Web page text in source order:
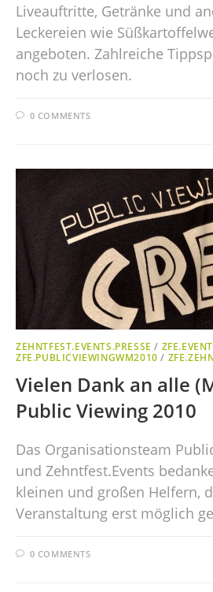
Liveauftritte, Getränke und
Leckereien wie
angeboten. Zahlreiche
noch zu verlosen.
0 COMMENTS
ZEHNTFEST.EVENTS.PRESSE /
ZFE.PUBLICVIEWINGWM2010 /
Vielen Dank an alle
Public Viewing 2010
Das Organisationsteam
und Zehntfest.Events
kleinen und großen Helfern,
Veranstaltung erst möglich
0 COMMENTS